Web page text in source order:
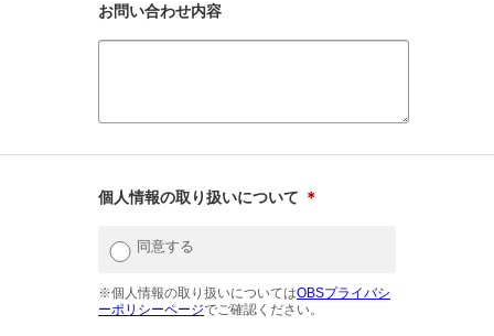
お問い合わせ内容
個人情報の取り扱いについて ＊
同意する
※個人情報の取り扱いについてはOBSプライバシ
ーポリシーページでご確認ください。